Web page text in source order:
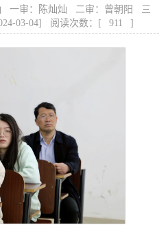
一审：陈灿灿 二审：曾朝阳 三
03-04] 阅读次数：[
911 ]